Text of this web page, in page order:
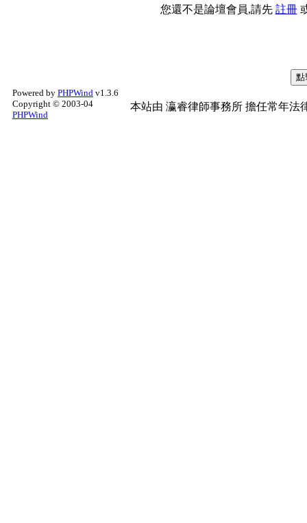
您還不是論壇會員,請先 註冊
Powered by PHPWind v1.3.6
Copyright © 2003-04
PHPWind
本站由 瀛睿律師事務所 擔任常年法